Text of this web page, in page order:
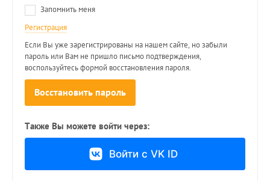
Запомнить меня
Регистрация
Если Вы уже зарегистрированы на нашем сайте, но забыли
пароль или Вам не пришло письмо подтверждения,
воспользуйтесь формой восстановления пароля.
Восстановить пароль
Также Вы можете войти через:
Войти с VK ID